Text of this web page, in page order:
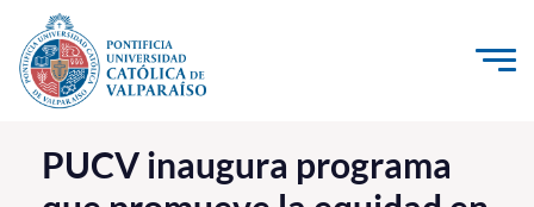
Click acá para ir directamente al contenido
La Universidad
Investigación, Creación e Innovación
PUCV inaugura programa